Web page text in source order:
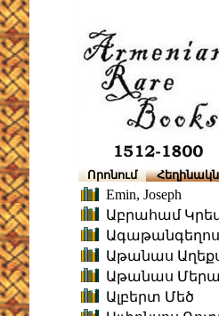
Որոնում
Emin, Joseph
Աբրահամ
Ագաթանգեղոս
Աթանաս
Աթանաս
Ալբերտ Մեծ